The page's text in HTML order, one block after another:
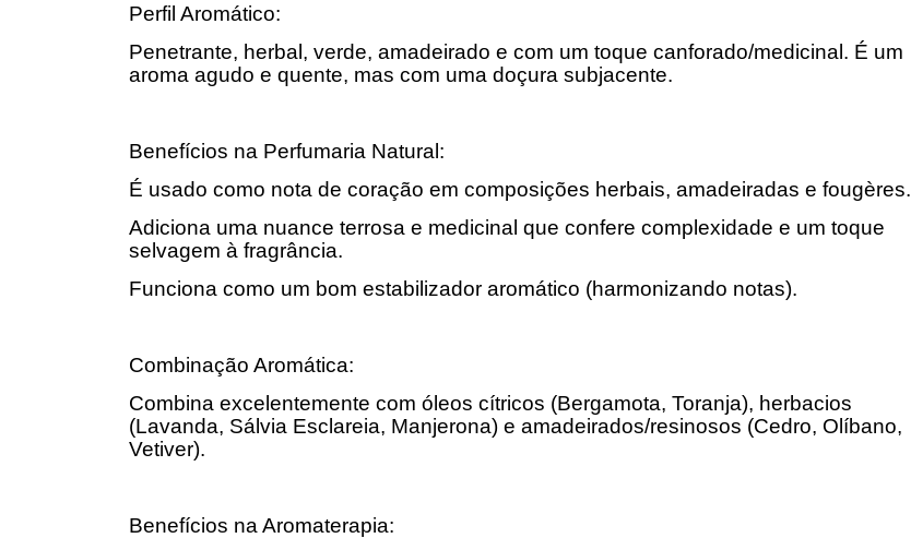
Perfil Aromático:
Penetrante, herbal, verde, amadeirado e com um toque canforado/medicinal. É um
aroma agudo e quente, mas com uma doçura subjacente.
Benefícios na Perfumaria Natural:
É usado como nota de coração em composições herbais, amadeiradas e fougères.
Adiciona uma nuance terrosa e medicinal que confere complexidade e um toque
selvagem à fragrância.
Funciona como um bom estabilizador aromático (harmonizando notas).
Combinação Aromática:
Combina excelentemente com óleos cítricos (Bergamota, Toranja), herbacios
(Lavanda, Sálvia Esclareia, Manjerona) e amadeirados/resinosos (Cedro, Olíbano,
Vetiver).
Benefícios na Aromaterapia: